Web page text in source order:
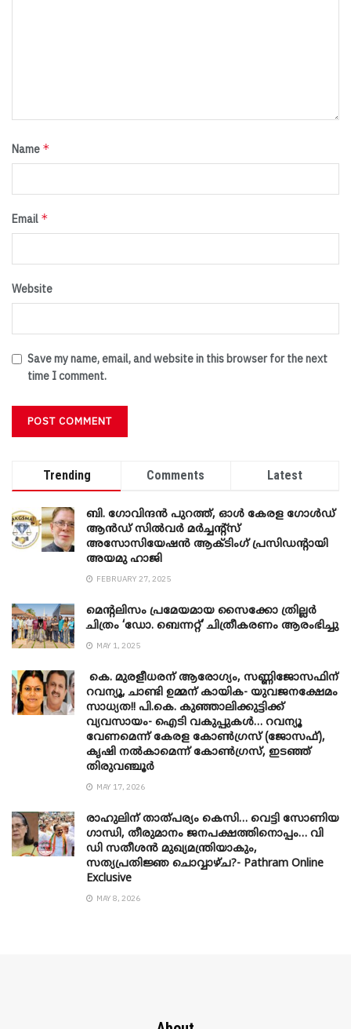
Name *
Email *
Website
Save my name, email, and website in this browser for the next
time I comment.
Trending Comments Latest
ബി. ​ഗോവിന്ദൻ പുറത്ത്, ഓൾ കേരള ഗോൾഡ്
ആൻഡ് സിൽവർ മർച്ചന്റ്സ്
അസോസിയേഷൻ ആക്ടിംഗ് പ്രസിഡന്റായി
അയമു ഹാജി
FEBRUARY 27, 2025
മെന്‍റലിസം പ്രമേയമായ സൈക്കോ ത്രില്ലർ
ചിത്രം ‘ഡോ. ബെന്നറ്റ്’ ചിത്രീകരണം ആരംഭിച്ചു
MAY 1, 2025
കെ. മുരളീധരന് ആരോഗ്യം, സണ്ണിജോസഫിന്
റവന്യൂ, ചാണ്ടി ഉമ്മന് കായിക- യുവജനക്ഷേമം
സാധ്യത!! പി.കെ. കുഞ്ഞാലിക്കുട്ടിക്ക്
വ്യവസായം- ഐടി വകുപ്പുകൾ… റവന്യൂ
വേണമെന്ന് കേരള കോൺഗ്രസ് (ജോസഫ്),
കൃഷി നൽകാമെന്ന് കോൺഗ്രസ്, ഇടഞ്ഞ്
തിരുവഞ്ചൂർ
MAY 17, 2026
രാഹുലിന് താത്പര്യം കെസി… വെട്ടി സോണിയ
​ഗാന്ധി, തീരുമാനം ജനപക്ഷത്തിനൊപ്പം… വി
ഡി സതീശൻ മുഖ്യമന്ത്രിയാകും,
സത്യപ്രതിജ്ഞ ചൊവ്വാഴ്ച?- Pathram Online
Exclusive
MAY 8, 2026